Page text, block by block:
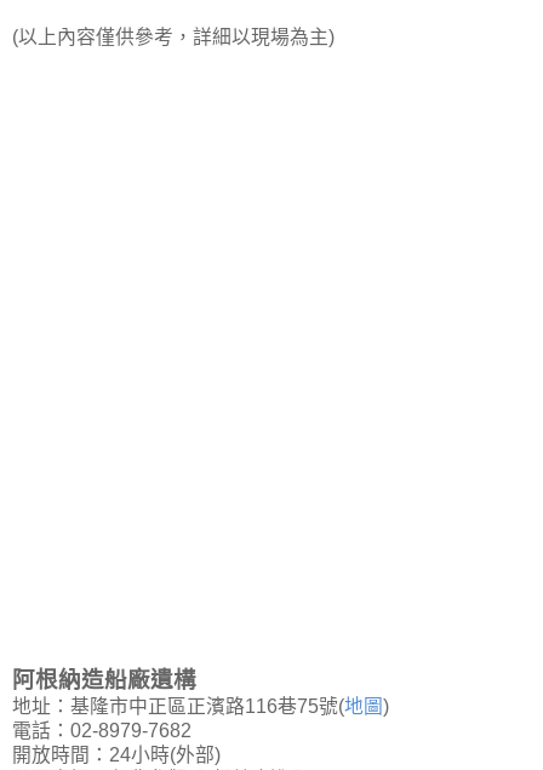
(以上內容僅供參考，詳細以現場為主)
阿根納造船廠遺構
地址：基隆市中正區正濱路116巷75號(地圖)
電話：02-8979-7682
開放時間：24小時(外部)